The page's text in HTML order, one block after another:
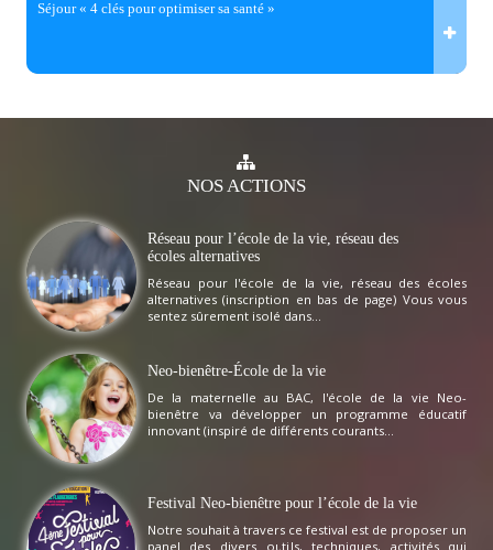
Séjour « 4 clés pour optimiser sa santé »
NOSACTIONS
Réseau pour l’école de la vie, réseau des
écoles alternatives
Réseau pour l'école de la vie, réseau des écoles
alternatives (inscription en bas de page) Vous vous
sentez sûrement isolé dans...
Neo-bienêtre-École de la vie
De la maternelle au BAC, l'école de la vie Neo-
bienêtre va développer un programme éducatif
innovant (inspiré de différents courants...
Festival Neo-bienêtre pour l’école de la vie
Notre souhait à travers ce festival est de proposer un
panel des divers outils, techniques, activités qui